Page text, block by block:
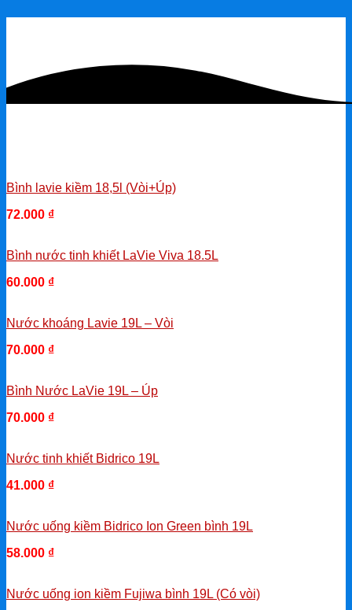
Bình lavie kiềm 18,5l (Vòi+Úp)
72.000 ₫
Bình nước tinh khiết LaVie Viva 18.5L
60.000 ₫
Nước khoáng Lavie 19L – Vòi
70.000 ₫
Bình Nước LaVie 19L – Úp
70.000 ₫
Nước tinh khiết Bidrico 19L
41.000 ₫
Nước uống kiềm Bidrico Ion Green bình 19L
58.000 ₫
Nước uống ion kiềm Fujiwa bình 19L (Có vòi)